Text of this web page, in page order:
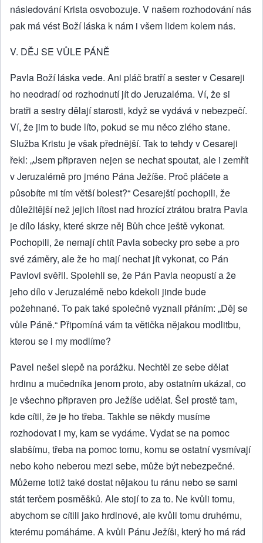
následování Krista osvobozuje. V našem rozhodování nás
pak má vést Boží láska k nám i všem lidem kolem nás.
V. DĚJ SE VŮLE PÁNĚ
Pavla Boží láska vede. Ani pláč bratří a sester v Cesareji
ho neodradí od rozhodnutí jít do Jeruzaléma. Ví, že si
bratři a sestry dělají starosti, když se vydává v nebezpečí.
Ví, že jim to bude líto, pokud se mu něco zlého stane.
Služba Kristu je však přednější. Tak to tehdy v Cesareji
řekl: „Jsem připraven nejen se nechat spoutat, ale i zemřít
v Jeruzalémě pro jméno Pána Ježíše. Proč pláčete a
působíte mi tím větší bolest?“ Cesarejští pochopili, že
důležitější než jejich lítost nad hrozící ztrátou bratra Pavla
je dílo lásky, které skrze něj Bůh chce ještě vykonat.
Pochopili, že nemají chtít Pavla sobecky pro sebe a pro
své záměry, ale že ho mají nechat jít vykonat, co Pán
Pavlovi svěřil. Spolehli se, že Pán Pavla neopustí a že
jeho dílo v Jeruzalémě nebo kdekoli jinde bude
požehnané. To pak také společně vyznali přáním: „Děj se
vůle Páně.“ Připomíná vám ta větička nějakou modlitbu,
kterou se i my modlíme?
Pavel nešel slepě na porážku. Nechtěl ze sebe dělat
hrdinu a mučedníka jenom proto, aby ostatním ukázal, co
je všechno připraven pro Ježíše udělat. Šel prostě tam,
kde cítil, že je ho třeba. Takhle se někdy musíme
rozhodovat i my, kam se vydáme. Vydat se na pomoc
slabšímu, třeba na pomoc tomu, komu se ostatní vysmívají
nebo koho neberou mezi sebe, může být nebezpečné.
Můžeme totiž také dostat nějakou tu ránu nebo se sami
stát terčem posměšků. Ale stojí to za to. Ne kvůli tomu,
abychom se cítili jako hrdinové, ale kvůli tomu druhému,
kterému pomáháme. A kvůli Pánu Ježíši, který ho má rád